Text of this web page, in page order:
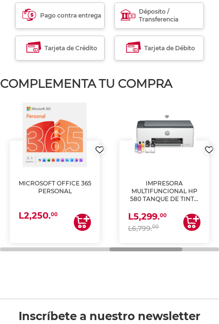
Pago contra entrega
Déposito /
Transferencia
Tarjeta de Crédito Tarjeta de Débito
COMPLEMENTA TU COMPRA
MICROSOFT OFFICE 365
PERSONAL
L2,250.00
IMPRESORA
MULTIFUNCIONAL HP
580 TANQUE DE TINTA
ESCANEA)
L5,299.00
L6,799.00
Inscríbete a nuestro newsletter